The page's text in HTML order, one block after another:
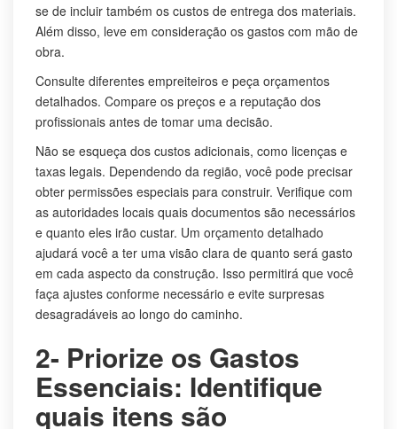
se de incluir também os custos de entrega dos materiais.
Além disso, leve em consideração os gastos com mão de
obra.
Consulte diferentes empreiteiros e peça orçamentos
detalhados. Compare os preços e a reputação dos
profissionais antes de tomar uma decisão.
Não se esqueça dos custos adicionais, como licenças e
taxas legais. Dependendo da região, você pode precisar
obter permissões especiais para construir. Verifique com
as autoridades locais quais documentos são necessários
e quanto eles irão custar. Um orçamento detalhado
ajudará você a ter uma visão clara de quanto será gasto
em cada aspecto da construção. Isso permitirá que você
faça ajustes conforme necessário e evite surpresas
desagradáveis ao longo do caminho.
2- Priorize os Gastos
Essenciais: Identifique
quais itens são